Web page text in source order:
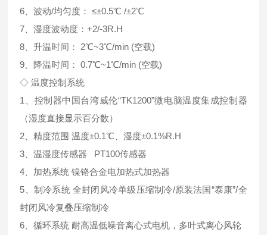
6、波动/均匀度： ≤±0.5℃ /±2℃
7、湿度波动度：+2/-3R.H
8、升温时间： 2℃~3℃/min (空载)
9、降温时间： 0.7℃~1℃/min (空载)
◇ 温度控制系统
1、控制器中国台湾威伦“TK1200”微电脑温度集成控制器
（湿度直接显示百分数）
2、精度范围 温度±0.1℃、湿度±0.1%R.H
3、温湿度传感器 PT100传感器
4、加热系统 镍铬合金电加热式加热器
5、制冷系统 全封闭风冷单级压缩制冷/原装法国“泰康”/全
封闭风冷复叠压缩制冷
6、循环系统 耐高温低噪音离心式电机，多叶式离心风轮